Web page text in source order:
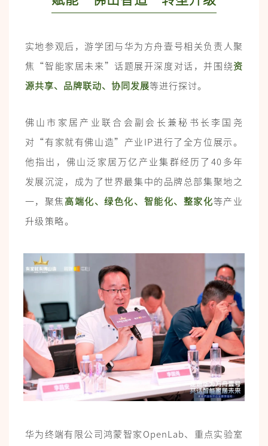
实地参观后，游学团与华为方舟壹号相关负责人聚
焦“智能家居未来”话题展开深度对话，并围绕资
源共享、品牌联动、协同发展等进行探讨。
佛山市家居产业联合会副会长兼秘书长李国尧
对“有家就有佛山造”产业IP进行了全方位展示。
他指出，佛山泛家居万亿产业集群经历了40多年
发展沉淀，成为了世界最集中的品牌总部集聚地之
一，聚焦高端化、绿色化、智能化、整家化等产业
升级策略。
华为终端有限公司鸿蒙智家OpenLab、重点实验室